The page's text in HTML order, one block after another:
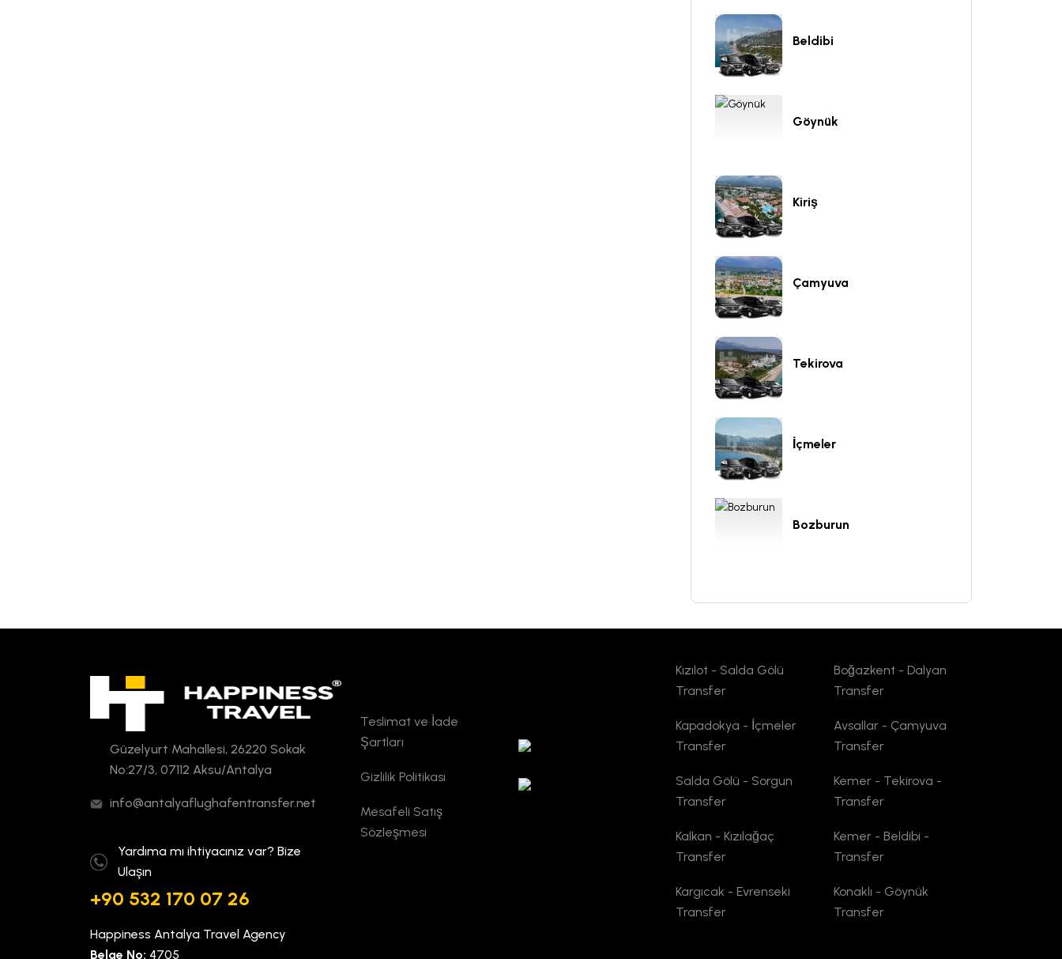
Beldibi
Göynük
Kiriş
Çamyuva
Tekirova
İçmeler
Bozburun
Güzelyurt Mahallesi, 26220 Sokak
No:27/3, 07112 Aksu/Antalya
info@antalyaflughafentransfer.net
Yardıma mı ihtiyacınız var? Bize
Ulaşın
+90 532 170 07 26
Happiness Antalya Travel Agency
Belge No: 4705
Teslimat ve İade
Şartları
Gizlilik Politikası
Mesafeli Satış
Sözleşmesi
Kızılot - Salda Gölü
Transfer
Kapadokya - İçmeler
Transfer
Salda Gölü - Sorgun
Transfer
Kalkan - Kızılağaç
Transfer
Kargıcak - Evrenseki
Transfer
Boğazkent - Dalyan
Transfer
Avsallar - Çamyuva
Transfer
Kemer - Tekirova -
Transfer
Kemer - Beldibi -
Transfer
Konaklı - Göynük
Transfer